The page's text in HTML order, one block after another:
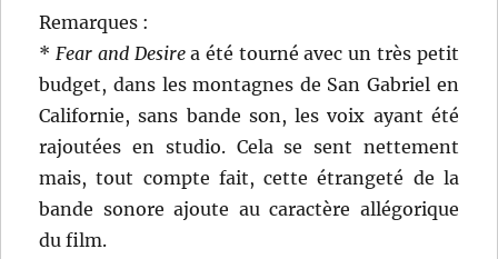
Remarques :
*Fear and Desirea été tourné avec un très petit
budget, dans les montagnes de San Gabriel en
Californie, sans bande son, les voix ayant été
rajoutées en studio. Cela se sent nettement
mais, tout compte fait, cette étrangeté de la
bande sonore ajoute au caractère allégorique
du film.